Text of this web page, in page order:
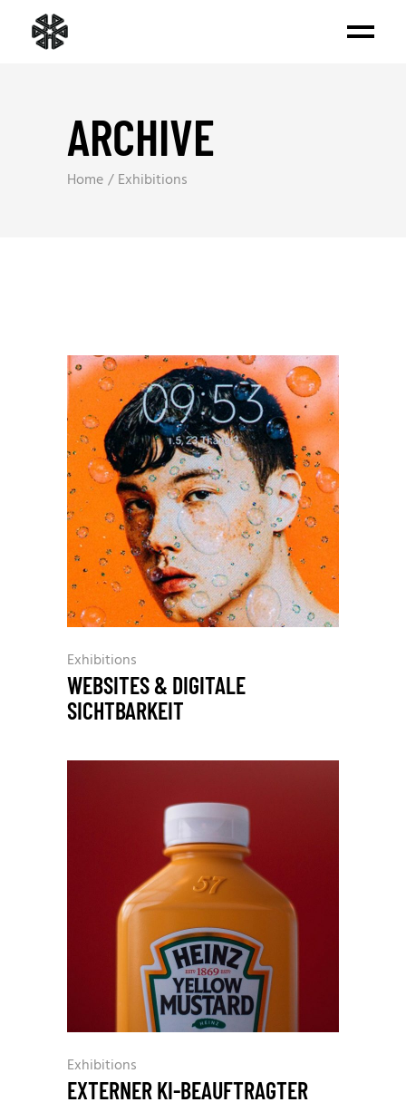
ARCHIVE
Home Exhibitions
Exhibitions
WEBSITES & DIGITALE
SICHTBARKEIT
Exhibitions
EXTERNER KI-BEAUFTRAGTER